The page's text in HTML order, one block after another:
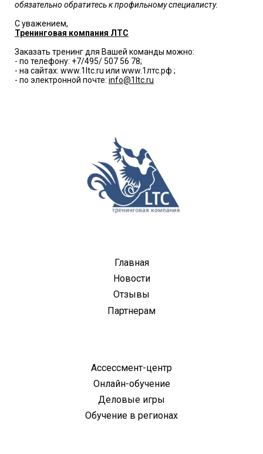
обязательно обратитесь к профильному специалисту.
С уважением,
Тренинговая компания ЛТС
Заказать тренинг для Вашей команды можно:
- по телефону: +7/495/ 507 56 78;
- на сайтах: www.1ltc.ru или www.1лтс.рф ;
- по электронной почте: info@1ltc.ru
Главная
Новости
Отзывы
Партнерам
Ассессмент-центр
Онлайн-обучение
Деловые игры
Обучение в регионах